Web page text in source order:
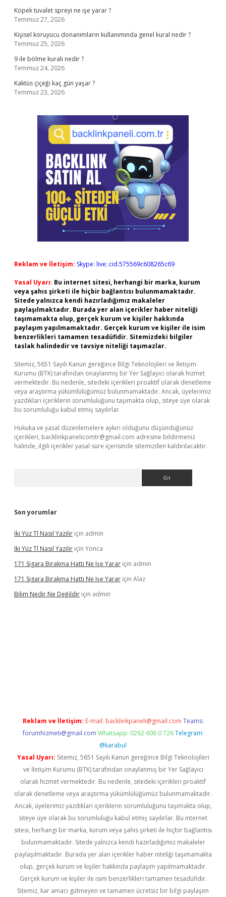
Köpek tuvalet spreyi ne işe yarar ?
Temmuz 27, 2026
Kişisel koruyucu donanımların kullanımında genel kural nedir ?
Temmuz 25, 2026
9 ile bölme kuralı nedir ?
Temmuz 24, 2026
Kaktüs çiçeği kaç gün yaşar ?
Temmuz 23, 2026
Reklam ve İletişim: Skype: live:.cid.575569c608265c69
Yasal Uyarı: Bu internet sitesi, herhangi bir marka, kurum
veya şahıs şirketi ile hiçbir bağlantısı bulunmamaktadır.
Sitede yalnızca kendi hazırladığımız makaleler
paylaşılmaktadır. Burada yer alan içerikler haber niteliği
taşımamakta olup, gerçek kurum ve kişiler hakkında
paylaşım yapılmamaktadır. Gerçek kurum ve kişiler ile isim
benzerlikleri tamamen tesadüfidir. Sitemizdeki bilgiler
taslak halindedir ve tavsiye niteliği taşımazlar.
Sitemiz, 5651 Sayılı Kanun gereğince Bilgi Teknolojileri ve İletişim
Kurumu (BTK) tarafından onaylanmış bir Yer Sağlayıcı olarak hizmet
vermektedir. Bu nedenle, sitedeki içerikleri proaktif olarak denetleme
veya araştırma yükümlülüğümüz bulunmamaktadır. Ancak, üyelerimiz
yazdıkları içeriklerin sorumluluğunu taşımakta olup, siteye üye olarak
bu sorumluluğu kabul etmiş sayılırlar.
Hukuka ve yasal düzenlemelere aykırı olduğunu düşündüğünüz
içerikleri, backlinkpanelicomtr@gmail.com adresine bildirmeniz
halinde, ilgili içerikler yasal süre içerisinde sitemizden kaldırılacaktır.
Son yorumlar
Iki Yüz Tl Nasıl Yazılır için admin
Iki Yüz Tl Nasıl Yazılır için Yonca
171 Sigara Bırakma Hattı Ne Işe Yarar için admin
171 Sigara Bırakma Hattı Ne Işe Yarar için Alaz
Bilim Nedir Ne Değildir için admin
Reklam ve İletişim: E-mail: backlinkpaneli@gmail.com Teams:
forumhizmeti@gmail.com Whatsapp: 0262 606 0 726 Telegram:
@karabul
Yasal Uyarı: Sitemiz, 5651 Sayılı Kanun gereğince Bilgi Teknolojileri
ve İletişim Kurumu (BTK) tarafından onaylanmış bir Yer Sağlayıcı
olarak hizmet vermektedir. Bu nedenle, sitedeki içerikleri proaktif
olarak denetleme veya araştırma yükümlülüğümüz bulunmamaktadır.
Ancak, üyelerimiz yazdıkları içeriklerin sorumluluğunu taşımakta olup,
siteye üye olarak bu sorumluluğu kabul etmiş sayılırlar. Bu internet
sitesi, herhangi bir marka, kurum veya şahıs şirketi ile hiçbir bağlantısı
bulunmamaktadır. Sitede yalnızca kendi hazırladığımız makaleler
paylaşılmaktadır. Burada yer alan içerikler haber niteliği taşımamakta
olup, gerçek kurum ve kişiler hakkında paylaşım yapılmamaktadır.
Gerçek kurum ve kişiler ile isim benzerlikleri tamamen tesadüfidir.
Sitemiz, kar amacı gütmeyen ve tamamen ücretsiz bir bilgi paylaşım